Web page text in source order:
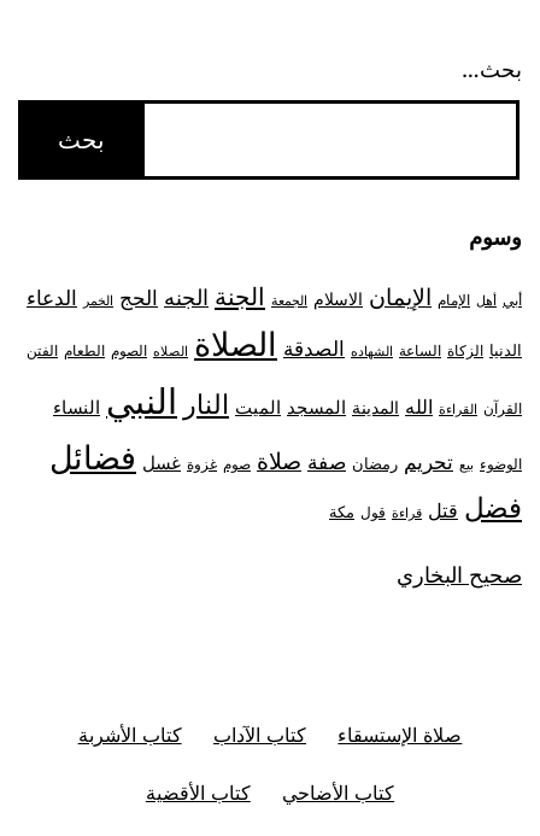
الكبائر
بحث…
وسوم
أبي أهل الإمام الإيمان الاسلام الجمعة الجنة الجنه الحج الخمر الدعاء
الدنيا الزكاة الساعة الشهاده الصدقة الصلاة الصلاه الصوم الطعام الفتن
القرآن القراءة الله المدينة المسجد الميت النار النبي النساء
الوضوء بيع تحريم رمضان صفة صلاة صوم غزوة غسل فضائل
فضل قتل قراءة قول مكة
صحيح البخاري
صلاة الإستسقاء كتاب الآداب كتاب الأشربة
كتاب الأضاحي كتاب الأقضية